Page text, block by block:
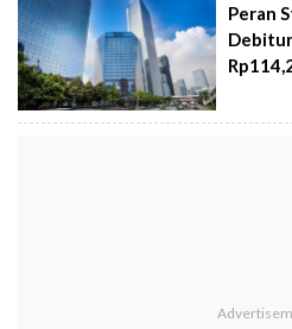
Peran